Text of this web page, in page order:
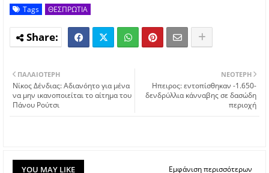
Tags ΘΕΣΠΡΩΤΙΑ
ΝΕΌΤΕΡΗ
Ηπειρος: εντοπίσθηκαν -1.650-
δενδρύλλια κάνναβης σε δασώδη
περιοχή
ΠΑΛΑΙΌΤΕΡΗ
Νίκος Δένδιας: Αδιανόητο για μένα
να μην ικανοποιείται το αίτημα του
Πάνου Ρούτσι
YOU MAY LIKE Εμφάνιση περισσότερων